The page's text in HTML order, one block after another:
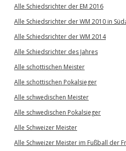
Alle Schiedsrichter der EM 2016
Alle Schiedsrichter der WM 2010 in
Alle Schiedsrichter der WM 2014
Alle Schiedsrichter des Jahres
Alle schottischen Meister
Alle schottischen Pokalsieger
Alle schwedischen Meister
Alle schwedischen Pokalsieger
Alle Schweizer Meister
Alle Schweizer Meister im Fußball der